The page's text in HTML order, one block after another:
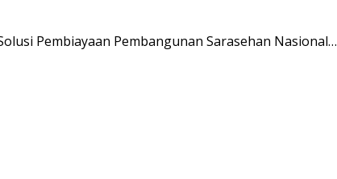
Pembiayaan Pembangunan Sarasehan Nasional…